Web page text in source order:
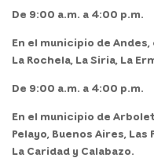
De 9:00 a.m. a 4:00 p.m.
En el municipio de Andes,
La Rochela, La Siria, La
De 9:00 a.m. a 4:00 p.m.
En el municipio de
Pelayo, Buenos Aires,
La Caridad y Calabazo.